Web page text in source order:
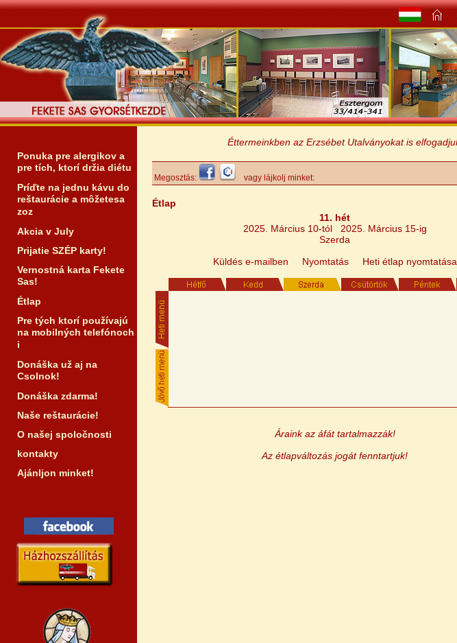
Ponuka pre alergikov a
pre tích, ktorí držia diétu
Príďte na jednu kávu do
reštaurácie a môžetesa
zoz
Akcia v July
Prijatie SZÉP karty!
Vernostná karta Fekete
Sas!
Étlap
Pre tých ktorí používajú
na mobilných telefónoch
i
Donáška už aj na
Csolnok!
Donáška zdarma!
Naše reštaurácie!
O našej spoločnosti
kontakty
Ajánljon minket!
Éttermeinkben az Erzsébet Utalványokat is elfogadjuk!
Megosztás: vagy lájkolj minket:
Étlap
11. hét
2025. Március 10-tól 2025. Március 15-ig
Szerda
Küldés e-mailben
Nyomtatás Heti étlap nyomtatása
Áraink az áfát tartalmazzák!
Az étlapváltozás jogát fenntartjuk!